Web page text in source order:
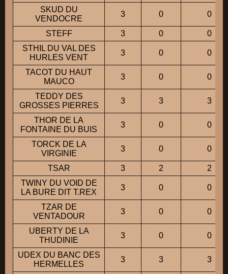
SKUD DU
VENDOCRE
3 0 0
STEFF 3 0
0
STHIL DU VAL DES
HURLES VENT
3 0 0
TACOT DU HAUT
MAUCO
3 0 0
TEDDY DES
GROSSES PIERRES
3 3 3
THOR DE LA
FONTAINE DU BUIS
3 0 0
TORCK DE LA
VIRGINIE
3 0 0
TSAR 3 2
2
TWINY DU VOID DE
LA BURE DIT T.REX
3 0 0
TZAR DE
VENTADOUR
3 0 0
UBERTY DE LA
THUDINIE
3 0 0
UDEX DU BANC DES
HERMELLES
3 3 3